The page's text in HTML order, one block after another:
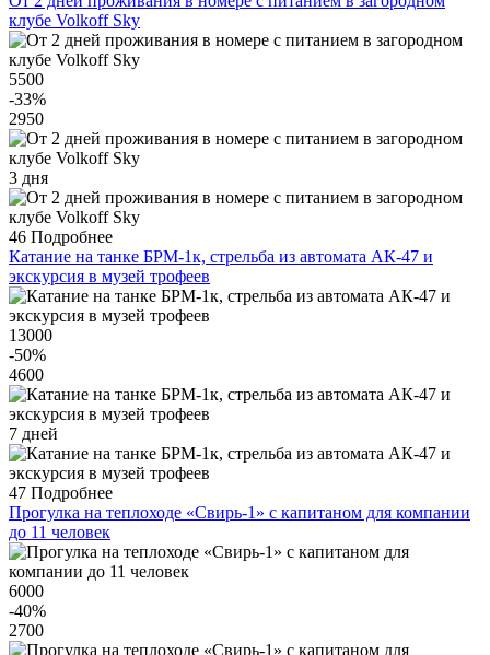
клубе Volkoff Sky
5500
-33%
2950
3 дня
46 Подробнее
Катание на танке БРМ-1к, стрельба из автомата АК-47 и
экскурсия в музей трофеев
13000
-50%
4600
7 дней
47 Подробнее
Прогулка на теплоходе «Свирь-1» с капитаном для компании
до 11 человек
6000
-40%
2700